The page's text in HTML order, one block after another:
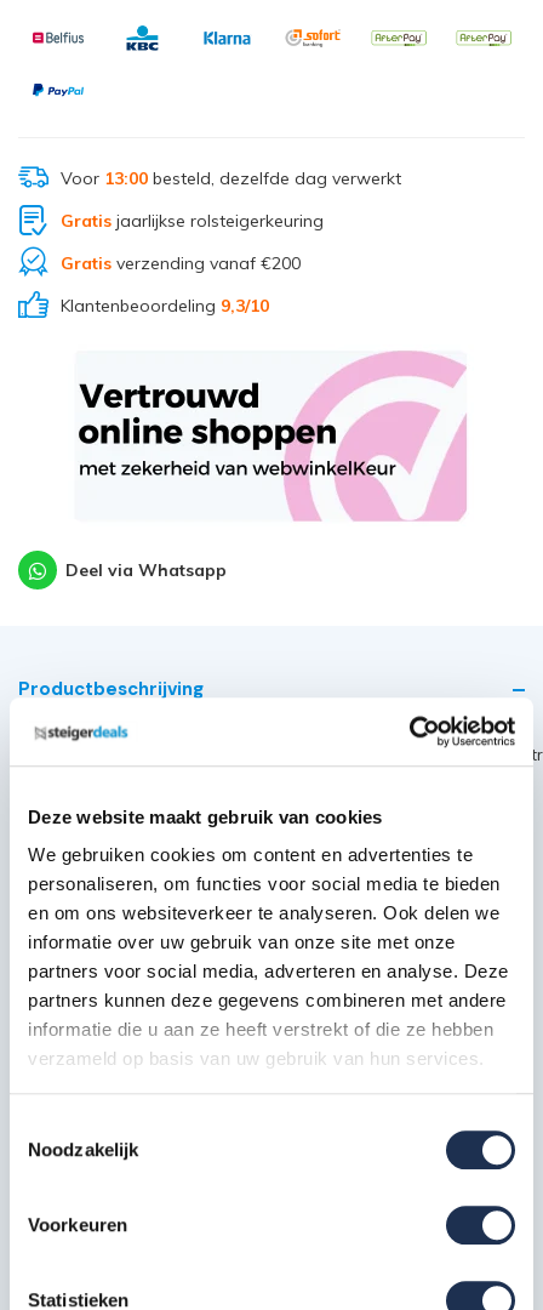
Deze website maakt gebruik van cookies
We gebruiken cookies om content en advertenties te
personaliseren, om functies voor social media te bieden
en om ons websiteverkeer te analyseren. Ook delen we
informatie over uw gebruik van onze site met onze
partners voor social media, adverteren en analyse. Deze
partners kunnen deze gegevens combineren met andere
informatie die u aan ze heeft verstrekt of die ze hebben
verzameld op basis van uw gebruik van hun services.
Noodzakelijk
Voorkeuren
Statistieken
Voor 13:00besteld, dezelfde dag verwerkt
Gratisjaarlijkse rolsteigerkeuring
Gratisverzending vanaf €200
Klantenbeoordeling 9,3/10
Deel via Whatsapp
Productbeschrijving
~~https://cdn.webshopapp.com/shops/189476/files/441051919/
Specificaties
Artikelcode 301607
Maximale
werkhoogte in m
14 meter
Breedte in cm 135 cm
cm